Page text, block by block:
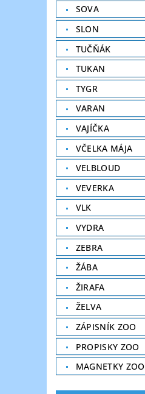
SOVA
SLON
TUČŇÁK
TUKAN
TYGR
VARAN
VAJÍČKA
VČELKA MÁJA
VELBLOUD
VEVERKA
VLK
VYDRA
ZEBRA
ŽÁBA
ŽIRAFA
ŽELVA
ZÁPISNÍK ZOO
PROPISKY ZOO
MAGNETKY ZOO